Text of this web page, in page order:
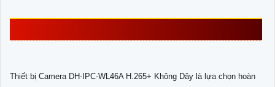
Thiết bị Camera DH-IPC-WL46A H.265+ Không Dây là lựa chọn hoàn